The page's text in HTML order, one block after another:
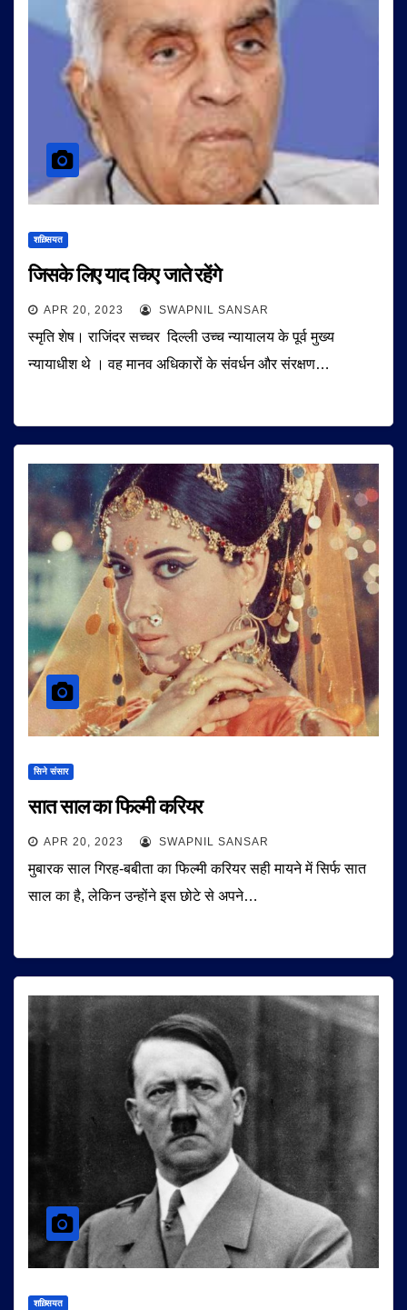
शख़्सियत
जिसके लिए याद किए जाते रहेंगे
APR 20, 2023 SWAPNIL SANSAR
स्मृति शेष। राजिंदर सच्चर दिल्ली उच्च न्यायालय के पूर्व मुख्य
न्यायाधीश थे । वह मानव अधिकारों के संवर्धन और संरक्षण…
सिने संसार
सात साल का फिल्मी करियर
APR 20, 2023 SWAPNIL SANSAR
मुबारक साल गिरह-बबीता का फिल्मी करियर सही मायने में सिर्फ सात
साल का है, लेकिन उन्होंने इस छोटे से अपने…
शख़्सियत